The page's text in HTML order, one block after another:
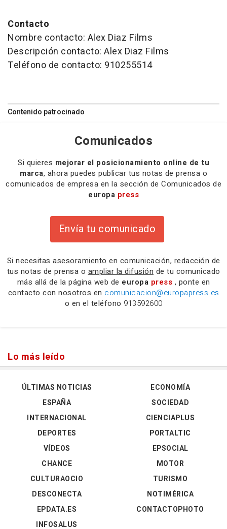
Contacto
Nombre contacto: Alex Diaz Films
Descripción contacto: Alex Diaz Films
Teléfono de contacto: 910255514
Contenido patrocinado
Comunicados
Si quieres mejorar el posicionamiento online de tu
marca, ahora puedes publicar tus notas de prensa o
comunicados de empresa en la sección de Comunicados de
europa press
Envía tu comunicado
Si necesitas asesoramiento en comunicación, redacción de
tus notas de prensa o ampliar la difusión de tu comunicado
más allá de la página web de europa press , ponte en
contacto con nosotros en comunicacion@europapress.es
o en el teléfono 913592600
Lo más leído
ÚLTIMAS NOTICIAS
ESPAÑA
INTERNACIONAL
DEPORTES
VÍDEOS
ECONOMÍA
SOCIEDAD
CIENCIAPLUS
PORTALTIC
EPSOCIAL
CHANCE
CULTURAOCIO
DESCONECTA
EPDATA.ES
INFOSALUS
MOTOR
TURISMO
NOTIMÉRICA
CONTACTOPHOTO